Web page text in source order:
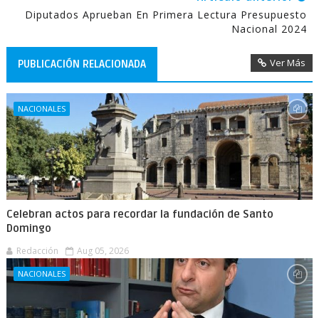
Diputados Aprueban En Primera Lectura Presupuesto
Nacional 2024
PUBLICACIÓN RELACIONADA Ver Más
NACIONALES
Celebran actos para recordar la fundación de Santo
Domingo
Redacción Aug 05, 2026
NACIONALES